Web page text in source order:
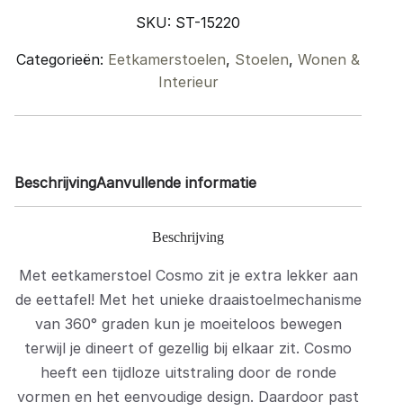
quantity
SKU: ST-15220
Categorieën: Eetkamerstoelen, Stoelen, Wonen &
Interieur
BeschrijvingAanvullende informatie
Beschrijving
Met eetkamerstoel Cosmo zit je extra lekker aan
de eettafel! Met het unieke draaistoelmechanisme
van 360° graden kun je moeiteloos bewegen
terwijl je dineert of gezellig bij elkaar zit. Cosmo
heeft een tijdloze uitstraling door de ronde
vormen en het eenvoudige design. Daardoor past